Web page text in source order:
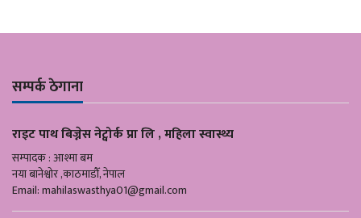
सम्पर्क ठेगाना
राइट पाथ बिज्नेस नेट्वोर्क प्रा लि , महिला स्वास्थ्य
सम्पादक : आश्मा बम
नया बानेश्वोर ,काठमाडौँ, नेपाल
Email:mahilaswasthya01@gmail.com